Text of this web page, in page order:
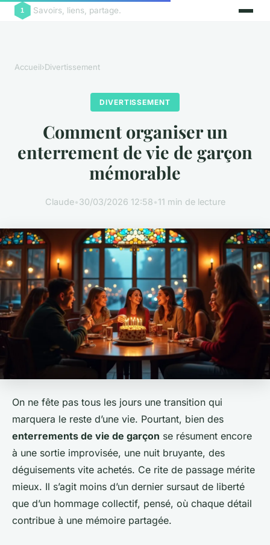
Savoirs, liens, partage.
Accueil›Divertissement
DIVERTISSEMENT
Comment organiser un
enterrement de vie de garçon
mémorable
Claude•30/03/2026 12:58•11 min de lecture
On ne fête pas tous les jours une transition qui
marquera le reste d’une vie. Pourtant, bien des
enterrements de vie de garçon se résument encore
à une sortie improvisée, une nuit bruyante, des
déguisements vite achetés. Ce rite de passage mérite
mieux. Il s’agit moins d’un dernier sursaut de liberté
que d’un hommage collectif, pensé, où chaque détail
contribue à une mémoire partagée.